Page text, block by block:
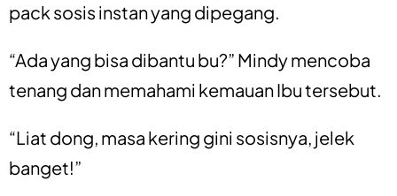
pack sosis instan yang dipegang.
“Ada yang bisa dibantu bu?” Mindy mencoba
tenang dan memahami kemauan Ibu tersebut.
“Liat dong, masa kering gini sosisnya, jelek
banget!”